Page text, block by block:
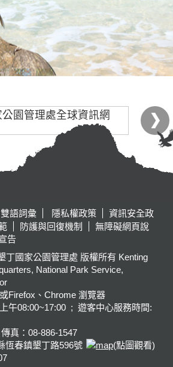
語詞彙 隱私權政策
資訊安全政
防護與回復機制
無障礙網頁說
告
丁國家公園管理處 版權所有 Kenting
National Park Service,
Firefox、Chrome 瀏覽器
午08:00~17:00 ; 遊客中心服務時間:
真：08-886-1547
恆春鎮墾丁路596號
(點圖觀看)